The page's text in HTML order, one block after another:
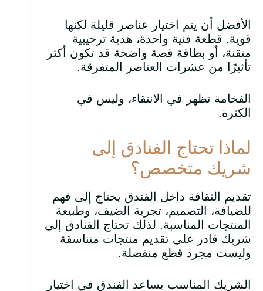
الأفضل أن يتم اختيار عناصر قليلة لكنها
قوية. قطعة فنية واحدة، هدية ترحيبية
متقنة، أو بطاقة قصة واضحة قد تكون أكثر
تأثيرًا من عشرات العناصر المتفرقة.
الفخامة تظهر في الانتقاء، وليس في
الكثرة.
لماذا تحتاج الفنادق إلى
شريك متخصص؟
تقديم الثقافة داخل الفندق يحتاج إلى فهم
للضيافة، التصميم، تجربة الضيف، وطبيعة
المنتجات المناسبة. لذلك تحتاج الفنادق إلى
شريك قادر على تقديم منتجات متناسقة
وليست مجرد قطع منفصلة.
الشريك المناسب يساعد الفندق في اختيار